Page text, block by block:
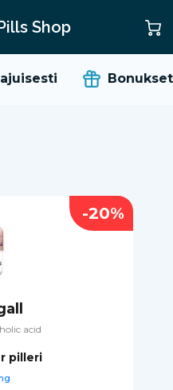
Shop
Bonukset
acid
pilleri
-20%